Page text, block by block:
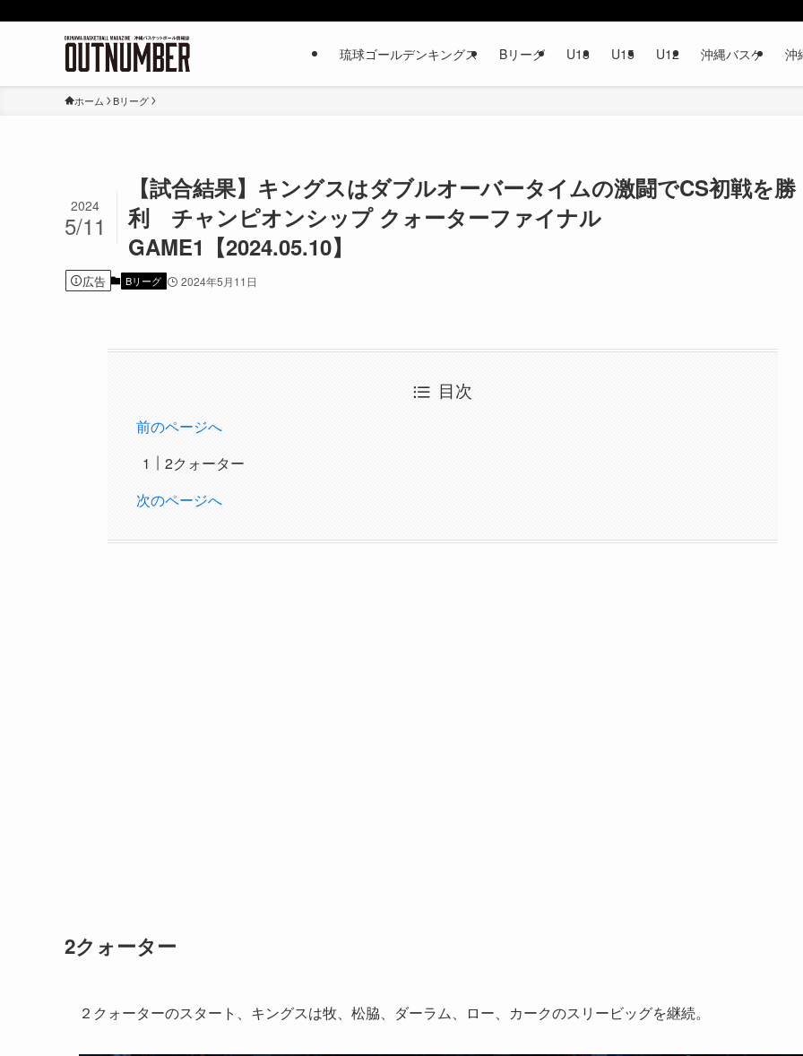
琉球ゴールデンキングス Bリーグ U18 U15 U12 沖縄バスケ 沖
ホーム Bリーグ
【試合結果】キングスはダブルオーバータイムの激闘でCS初戦を勝
利 チャンピオンシップ クォーターファイナル
GAME1【2024.05.10】
2024
5/11
広告 Bリーグ 2024年5月11日
目次
前のページへ
2クォーター
次のページへ
2クォーター
２クォーターのスタート、キングスは牧、松脇、ダーラム、ロー、カークのスリービッグを継続。